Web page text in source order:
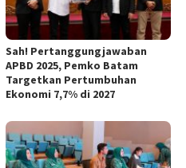
Sah! Pertanggungjawaban
APBD 2025, Pemko Batam
Targetkan Pertumbuhan
Ekonomi 7,7% di 2027